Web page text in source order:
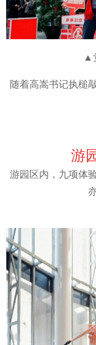
▲
随着高嵩书记执槌
游
游园区内，九项体